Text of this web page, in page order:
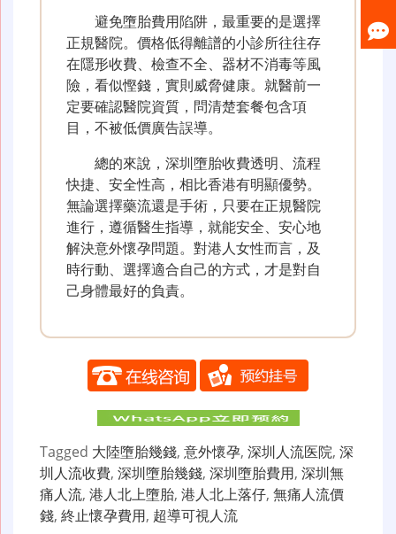
避免墮胎費用陷阱，最重要的是選擇
正規醫院。價格低得離譜的小診所往往存
在隱形收費、檢查不全、器材不消毒等風
險，看似慳錢，實則威脅健康。就醫前一
定要確認醫院資質，問清楚套餐包含項
目，不被低價廣告誤導。
總的來說，深圳墮胎收費透明、流程
快捷、安全性高，相比香港有明顯優勢。
無論選擇藥流還是手術，只要在正規醫院
進行，遵循醫生指導，就能安全、安心地
解決意外懷孕問題。對港人女性而言，及
時行動、選擇適合自己的方式，才是對自
己身體最好的負責。
Tagged 大陸墮胎幾錢, 意外懷孕, 深圳人流医院, 深
圳人流收費, 深圳墮胎幾錢, 深圳墮胎費用, 深圳無
痛人流, 港人北上墮胎, 港人北上落仔, 無痛人流價
錢, 終止懷孕費用, 超導可視人流